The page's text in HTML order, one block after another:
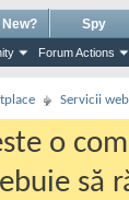
Forum Actions
Spy
Servicii
o
să